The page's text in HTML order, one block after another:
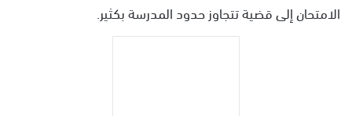
الامتحان إلى قضية تتجاوز حدود المدرسة بكثير.